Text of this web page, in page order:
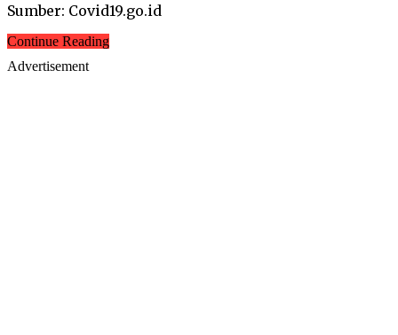
Sumber: Covid19.go.id
Continue Reading
Advertisement